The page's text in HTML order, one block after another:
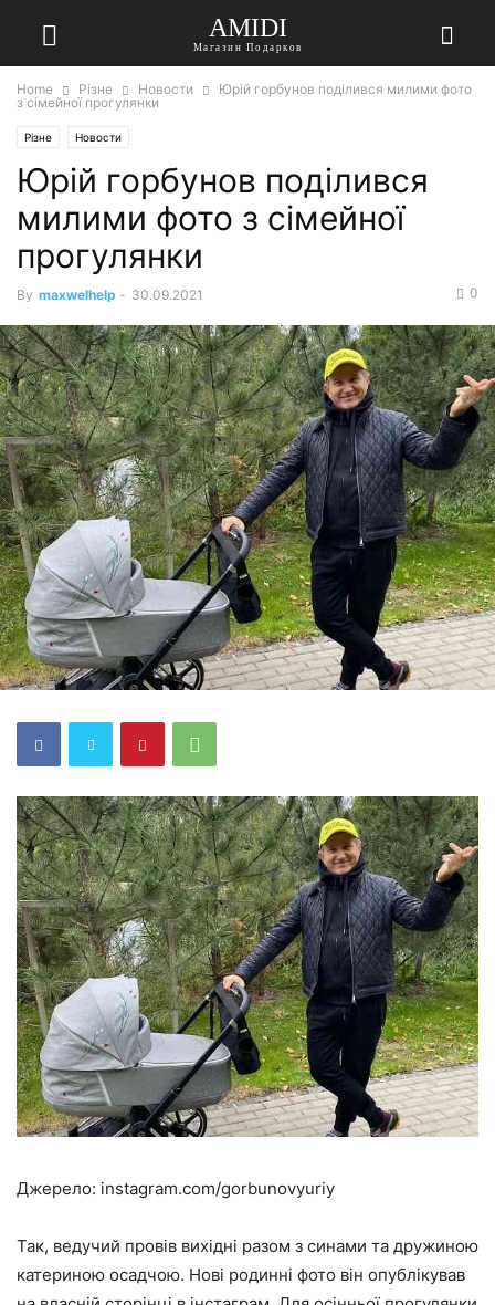
AMIDI
Магазин Подарков
Home Різне Новости
Юрій горбунов поділився милими фото
з сімейної прогулянки
Різне Новости
Юрій горбунов поділився
милими фото з сімейної
прогулянки
By maxwelhelp - 30.09.2021 0
Джерело: instagram.com/gorbunovyuriy
Так, ведучий провів вихідні разом з синами та дружиною
катериною осадчою. Нові родинні фото він опублікував